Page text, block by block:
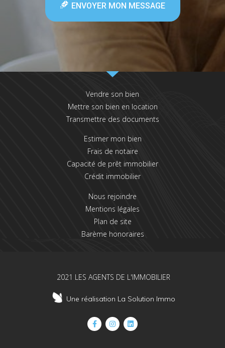
ENVOYER MON MESSAGE
Vendre son bien
Mettre son bien en location
Transmettre des documents
Estimer mon bien
Frais de notaire
Capacité de prêt immobilier
Crédit immobilier
Nous rejoindre
Mentions légales
Plan de site
Barème honoraires
2021 LES AGENTS DE L'IMMOBILIER
Une réalisation La Solution Immo